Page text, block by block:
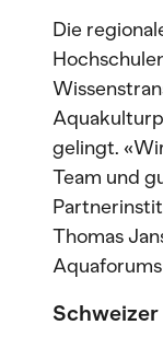
Die
gelingt.
Team und
Thomas